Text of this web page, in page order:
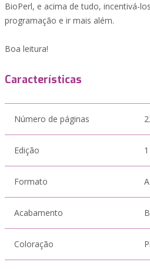
BioPerl, e acima de tudo, incentivá-
programação e ir mais além.
Boa leitura!
Características
Número de páginas
Edição
Formato
Acabamento
Coloração